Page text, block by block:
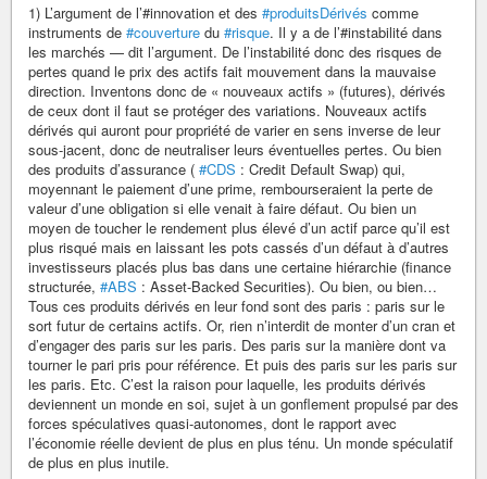
1) L’argument de l’#innovation et des #produitsDérivés comme
instruments de #couverture du #risque. Il y a de l’#instabilité dans
les marchés — dit l’argument. De l’instabilité donc des risques de
pertes quand le prix des actifs fait mouvement dans la mauvaise
direction. Inventons donc de « nouveaux actifs » (futures), dérivés
de ceux dont il faut se protéger des variations. Nouveaux actifs
dérivés qui auront pour propriété de varier en sens inverse de leur
sous-jacent, donc de neutraliser leurs éventuelles pertes. Ou bien
des produits d’assurance ( #CDS : Credit Default Swap) qui,
moyennant le paiement d’une prime, rembourseraient la perte de
valeur d’une obligation si elle venait à faire défaut. Ou bien un
moyen de toucher le rendement plus élevé d’un actif parce qu’il est
plus risqué mais en laissant les pots cassés d’un défaut à d’autres
investisseurs placés plus bas dans une certaine hiérarchie (finance
structurée, #ABS : Asset-Backed Securities). Ou bien, ou bien…
Tous ces produits dérivés en leur fond sont des paris : paris sur le
sort futur de certains actifs. Or, rien n’interdit de monter d’un cran et
d’engager des paris sur les paris. Des paris sur la manière dont va
tourner le pari pris pour référence. Et puis des paris sur les paris sur
les paris. Etc. C’est la raison pour laquelle, les produits dérivés
deviennent un monde en soi, sujet à un gonflement propulsé par des
forces spéculatives quasi-autonomes, dont le rapport avec
l’économie réelle devient de plus en plus ténu. Un monde spéculatif
de plus en plus inutile.